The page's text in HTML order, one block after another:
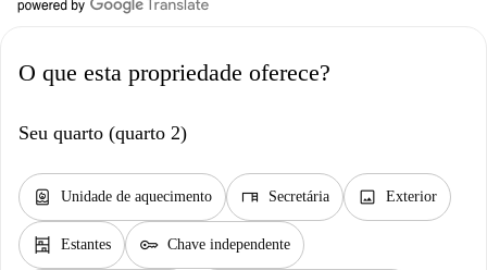
O que esta propriedade oferece?
Seu quarto (quarto 2)
water_heater Unidade de aquecimento desk Secretária image Exterior
shelves Estantes key Chave independente